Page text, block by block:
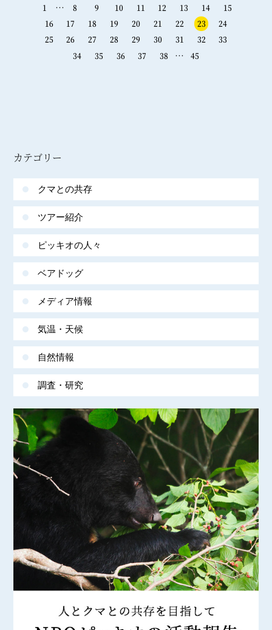
1 … 8 9 10 11 12 13 14
15
16
17 18 19 20 21 22 23
24
25
26 27 28 29 30 31 32
33
34
35 36 37 38 … 45
カテゴリー
クマとの共存
ツアー紹介
ピッキオの人々
ベアドッグ
メディア情報
気温・天候
自然情報
調査・研究